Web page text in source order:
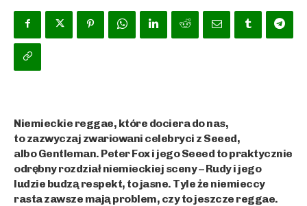
Niemieckie reggae, które dociera do nas,
to zazwyczaj zwariowani celebryci z Seeed,
albo Gentleman. Peter Fox i jego Seeed to praktycznie
odrębny rozdział niemieckiej sceny – Rudy i jego
ludzie budzą respekt, to jasne. Tyle że niemieccy
rasta zawsze mają problem, czy to jeszcze reggae.